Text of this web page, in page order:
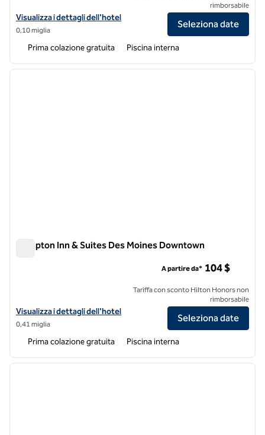
Visualizza i dettagli dell'hotel Embassy Suites by Hilton Des Moines
Visualizza i dettagli dell'hotel
0,10 miglia
rimborsabile
Seleziona date
Prima colazione gratuita Piscina interna
1 di 12
Hampton Inn & Suites Des Moines Downtown
Visualizza i dettagli dell'hotel Hampton Inn & Suites Des Moines
Visualizza i dettagli dell'hotel
0,41 miglia
A partire da* 104 $
Tariffa con sconto Hilton Honors non
rimborsabile
Seleziona date
Prima colazione gratuita Piscina interna
1 di 12